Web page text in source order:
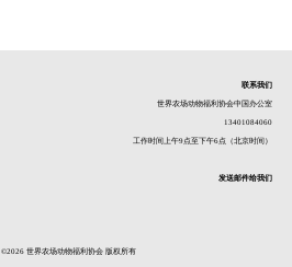
联系我们
世界农场动物福利协会中国办公室
13401084060
工作时间上午9点至下午6点（北京时间）
发送邮件给我们
©2026 世界农场动物福利协会 版权所有